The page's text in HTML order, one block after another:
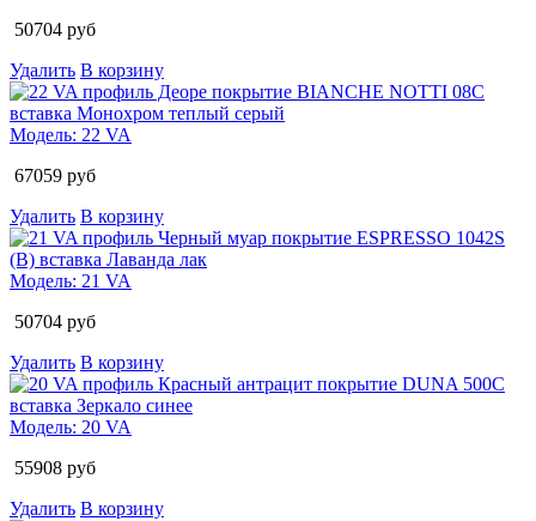
50704 руб
Удалить В корзину
Модель: 22 VA
67059 руб
Удалить В корзину
Модель: 21 VA
50704 руб
Удалить В корзину
Модель: 20 VA
55908 руб
Удалить В корзину